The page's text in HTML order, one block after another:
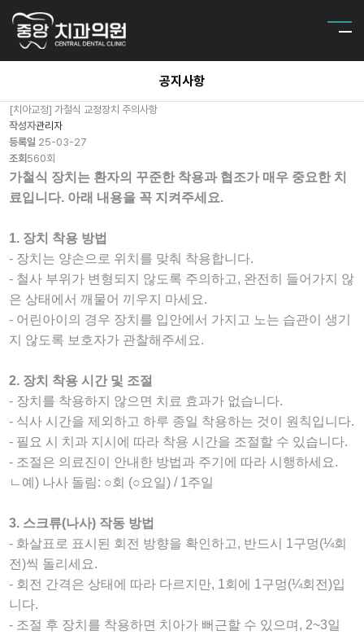
공지사항
[치아교정] 가철식 교정장치 주의사항
작성자관리자
등록일 25-03-27
조회 560회
가철식 장치는 환자의 꾸준한 착용과 협조가 매우 중요한 치
료입니다. 아래 내용을 꼭 지켜주세요.
1. 장치 착용 방법
- 장치는 양손으로 위치를 맞춰 착용합니다.
- 철사 부위가 변형되지 않도록 주의하고, 완전히 들어가지 않
은 상태에서 깨물어 끼우지 마세요.
- 어린아이의 경우 장치를 입안에서 가지고 노는 습관이 생기
지 않도록 보호자가 관찰해주세요.
2. 장치 착용 시간 및 조절
- 장치를 착용하지 않으면 치료 효과가 없습니다.
- 식사 시간을 제외하고 하루 종일 착용하는 것이 원칙입니다.
- 필요 시 치과 지시에 따라 착용 시간을 조절할 수 있습니다.
- 조절은 의료진이 안내한 방법과 주기에 따라 시행하세요.
ㄴ예) 나사 돌림: ○회 (○요일) / 1주일
3. 스크류(나사) 작동 방법
- 화살표로 표시된 회전 방향을 확인하고, 반드시 1구멍(¼회
전)씩 돌리세요.
- 회전 간격은 상태에 따라 다르지만, 1회에 1구멍(¼회전)입
니다.
- 조절 후 장치를 착용하면 치아가 뻐근할 수 있으며, 2~3일